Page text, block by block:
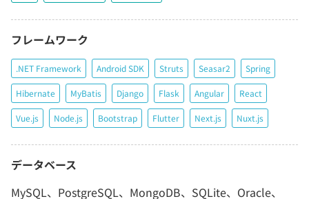
フレームワーク
.NET Framework Android SDK Struts Seasar2 Spring
Hibernate MyBatis Django Flask Angular React
Vue.js Node.js Bootstrap Flutter Next.js Nuxt.js
データベース
MySQL、PostgreSQL、MongoDB、SQLite、Oracle、